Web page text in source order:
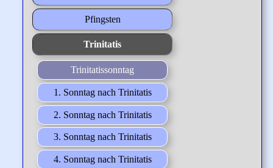
Pfingsten
Trinitatis
Trinitatissonntag
1. Sonntag nach Trinitatis
2. Sonntag nach Trinitatis
3. Sonntag nach Trinitatis
4. Sonntag nach Trinitatis